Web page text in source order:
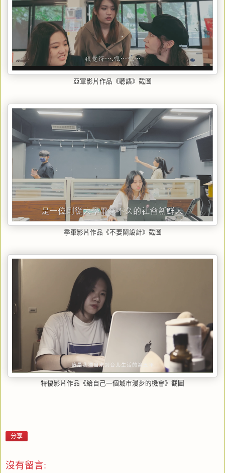
亞軍影片作品《聽語》截圖
季軍影片作品《不要鬧設計》截圖
特優影片作品《給自己一個城市漫步的機會》截圖
分享
沒有留言: